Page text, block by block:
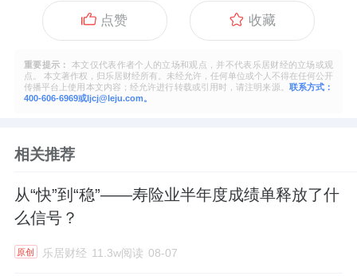
点赞 收藏
重要提示：
本文仅代表作者个人的立场和观点，并不代表乐居财经的立场或观
点。 本文著作权，归乐居财经所有。未经允许，任何单位或个人不得在任何公开
传播平台上使用本文内容；经允许进行转载或引用时，请注明来源。 联系方式：
400-606-6969或ljcj@leju.com。
相关推荐
从“快”到“稳”——寿险业半年度成绩单释放了什
么信号？
原创 乐居财经 11.3w阅读 08-07